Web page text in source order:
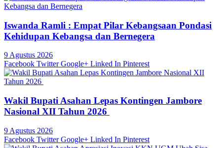
Iswanda Ramli : Empat Pilar Kebangsaan Pondasi
Kehidupan Kebangsa dan Bernegera
9 Agustus 2026
Facebook Twitter Google+ Linked In Pinterest
Wakil Bupati Asahan Lepas Kontingen Jambore
Nasional XII Tahun 2026
9 Agustus 2026
Facebook Twitter Google+ Linked In Pinterest